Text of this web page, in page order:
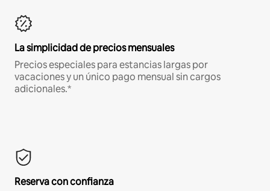
La simplicidad de precios mensuales
Precios especiales para estancias largas por
vacaciones y un único pago mensual sin cargos
adicionales.*
Reserva con confianza